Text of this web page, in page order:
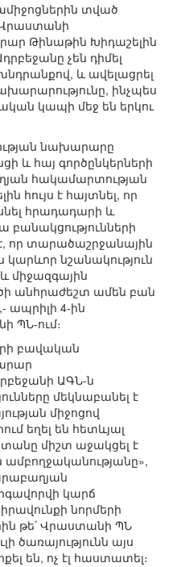
տված
Վրաստանի
Թինաթին Խիդաշելին
չեն դիմել
և ավելացրել
ինչպես
կապի մեջ են երկու
նախարարը
և հայ գործընկերների
հակամարտության
հույս է հայտնել, որ
հրադադարի և
որ տարածաշրջանային
կարևոր նշանակություն
միջազգային
անհրաժեշտ ամեն բան
4-ին
ՊՆ-ում։
բավական
ԱԳՆ-ն
մեկնաբանել է
միջոցով
եղել են հետևյալ
միշտ աջակցել է
կարճ
նորմերի
թե՛ Վրաստանի ՊՆ
ծառայությունն այս
են, ոչ էլ հաստատել։